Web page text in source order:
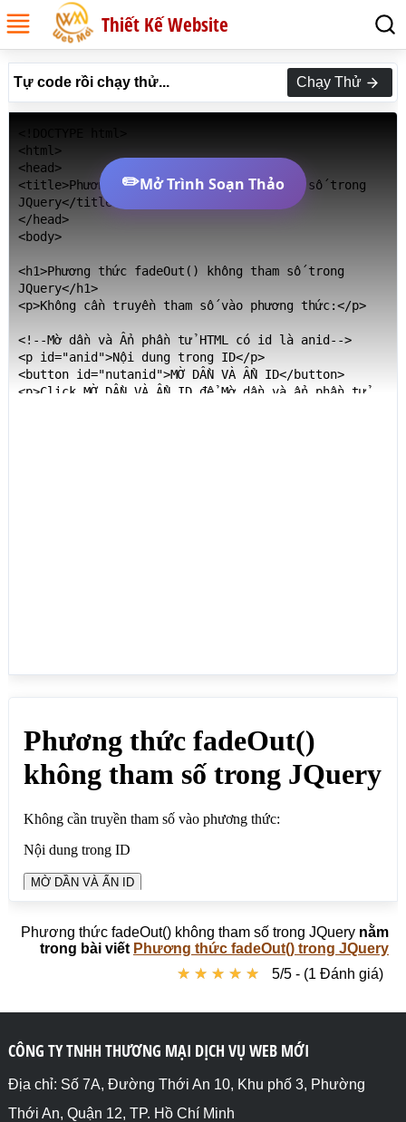
Thiết Kế Website
Tự code rồi chạy thử... Chạy Thử
<html>
<head>
<title>Phương thức fadeOut() không tham số trong
JQuery</title>
</head>
<body>
<h1>Phương thức fadeOut() không tham số trong
JQuery</h1>
<p>Không cần truyền tham số vào phương thức:</p>
<!--Mờ dần và Ẩn phần tử HTML có id là anid-->
<p id="anid">Nội dung trong ID</p>
<button id="nutanid">MỜ DẦN VÀ ẨN ID</button>
<p>Click MỜ DẦN VÀ ẨN ID để Mờ dần và ẩn phần tử
<script src="https://webmoi.vn/media/js/jquery-
2.2.1.js"></script>
<script>
// Mờ dần và Ẩn phần tử HTML có id là anid
  $("#anid").fadeOut();
// Mờ dần và Ẩn những phần tử HTML có class là
classp
  $(".classp").fadeOut();
// Mờ dần và Ẩn những thẻ P
  $("p").fadeOut();
</script>
</html>
✏️Mở Trình Soạn Thảo
Phương thức fadeOut() không tham số trong JQuery nằm
trong bài viết Phương thức fadeOut() trong JQuery
★ ★ ★ ★ ★
★ ★ ★ ★ ★ 5/5 - (1 Đánh giá)
CÔNG TY TNHH THƯƠNG MẠI DỊCH VỤ WEB MỚI
Địa chỉ: Số 7A, Đường Thới An 10, Khu phố 3, Phường
Thới An, Quận 12, TP. Hồ Chí Minh